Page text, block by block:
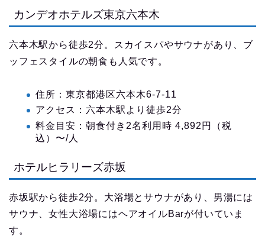
カンデオホテルズ東京六本木
六本木駅から徒歩2分。スカイスパやサウナがあり、ブ
ッフェスタイルの朝食も人気です。
住所：東京都港区六本木6-7-11
アクセス：六本木駅より徒歩2分
料金目安：朝食付き2名利用時 4,892円（税
込）〜/人
ホテルヒラリーズ赤坂
赤坂駅から徒歩2分。大浴場とサウナがあり、男湯には
サウナ、女性大浴場にはヘアオイルBarが付いていま
す。